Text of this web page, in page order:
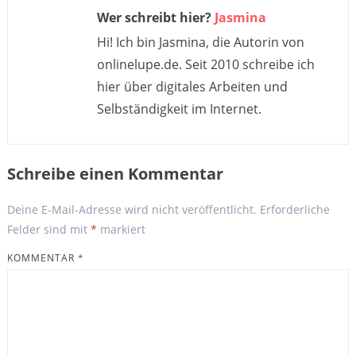
Wer schreibt hier? Jasmina
Hi! Ich bin Jasmina, die Autorin von
onlinelupe.de. Seit 2010 schreibe ich
hier über digitales Arbeiten und
Selbständigkeit im Internet.
Schreibe einen Kommentar
Deine E-Mail-Adresse wird nicht veröffentlicht. Erforderliche
Felder sind mit * markiert
KOMMENTAR *